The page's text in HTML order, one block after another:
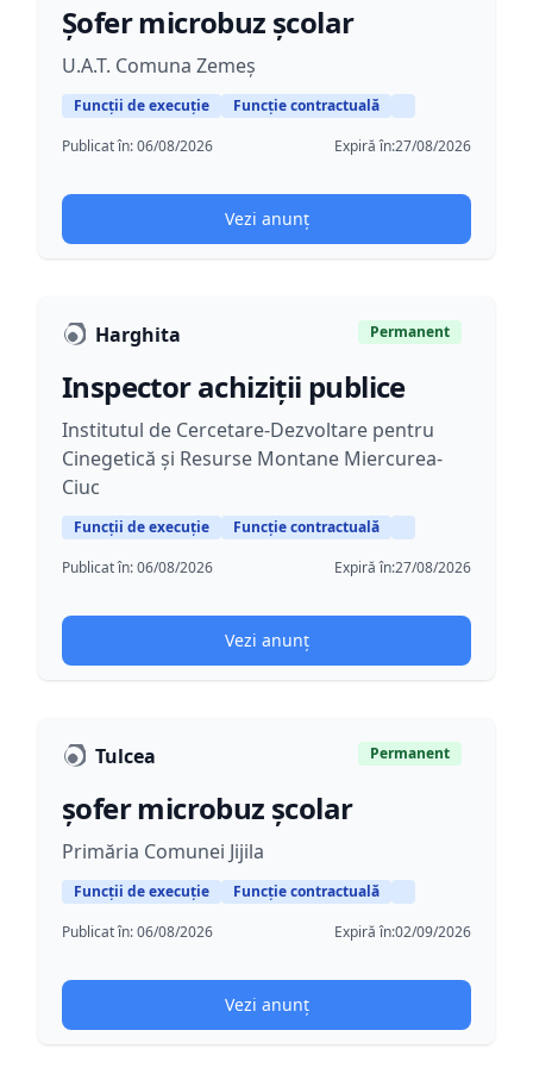
Șofer microbuz școlar
U.A.T. Comuna Zemeș
Funcții de execuție
Funcție contractuală
Publicat în:06/08/2026 Expiră în:27/08/2026
Vezi anunț
Harghita Permanent
Inspector achiziții publice
Institutul de Cercetare-Dezvoltare pentru
Cinegetică și Resurse Montane Miercurea-
Ciuc
Funcții de execuție
Funcție contractuală
Publicat în:06/08/2026 Expiră în:27/08/2026
Vezi anunț
Tulcea Permanent
șofer microbuz școlar
Primăria Comunei Jijila
Funcții de execuție
Funcție contractuală
Publicat în:06/08/2026 Expiră în:02/09/2026
Vezi anunț